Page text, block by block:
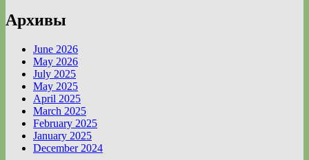
Архивы
June 2026
May 2026
July 2025
May 2025
April 2025
March 2025
February 2025
January 2025
December 2024